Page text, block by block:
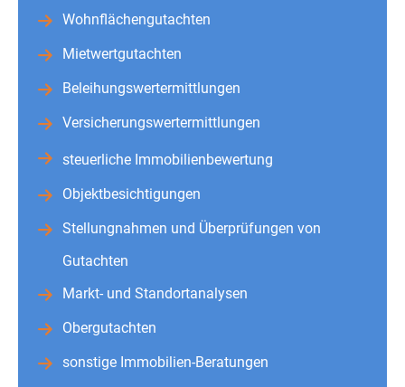
Wohnflächengutachten
Mietwertgutachten
Beleihungswertermittlungen
Versicherungswertermittlungen
steuerliche Immobilienbewertung
Objektbesichtigungen
Stellungnahmen und Überprüfungen von
Gutachten
Markt- und Standortanalysen
Obergutachten
sonstige Immobilien-Beratungen